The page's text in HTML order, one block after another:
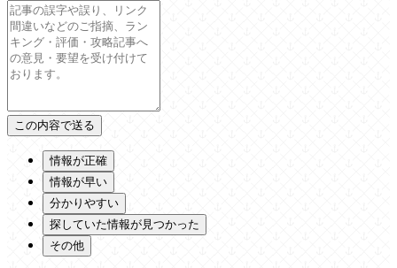
情報が正確
情報が早い
分かりやすい
探していた情報が見つかった
その他